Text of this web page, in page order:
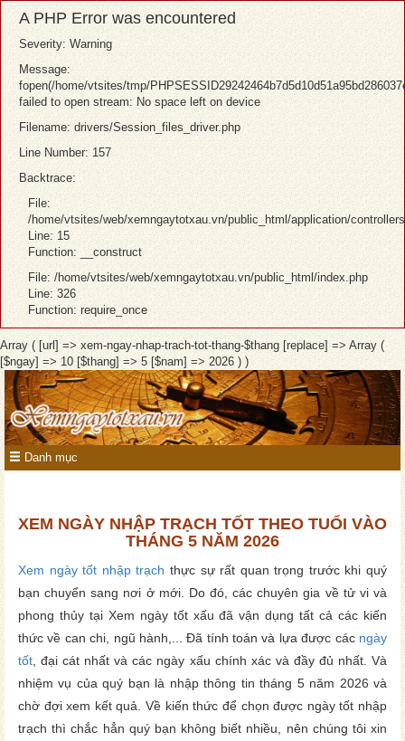
A PHP Error was encountered
Severity: Warning
Message:
fopen(/home/vtsites/tmp/
failed to open stream: No space left on device
Filename: drivers/Session_files_driver.php
Line Number: 157
Backtrace:
File:
/home/vtsites/web/xemngaytotxau.vn/public_html/application/
Line: 15
Function: __construct
File: /home/vtsites/web/xemngaytotxau.vn/public_html/index.php
Line: 326
Function: require_once
Array ( [url] => xem-ngay-nhap-trach-tot-thang-$thang [replace] => Array (
[$ngay] => 10 [$thang] => 5 [$nam] => 2026 ) )
Danh mục
XEM NGÀY NHẬP TRẠCH TỐT THEO TUỔI VÀO
THÁNG 5 NĂM 2026
Xem ngày tốt nhập trạch thực sự rất quan trọng trước khi quý
bạn chuyển sang nơi ở mới. Do đó, các chuyên gia về tử vi và
phong thủy tại Xem ngày tốt xấu đã vận dụng tất cả các kiến
thức về can chi, ngũ hành,... Đã tính toán và lựa được các ngày
tốt , đại cát nhất và các ngày xấu chính xác và đầy đủ nhất. Và
nhiệm vụ của quý bạn là nhập thông tin tháng 5 năm 2026 và
chờ đợi xem kết quả. Về kiến thức để chọn được ngày tốt nhập
trạch thì chắc hẳn quý bạn không biết nhiều, nên chúng tôi xin